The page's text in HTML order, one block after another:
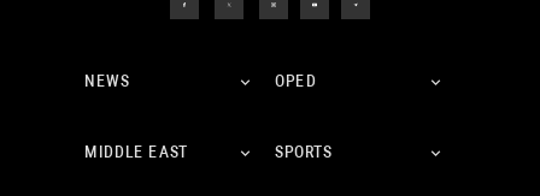
NEWS OPED
MIDDLE EAST SPORTS